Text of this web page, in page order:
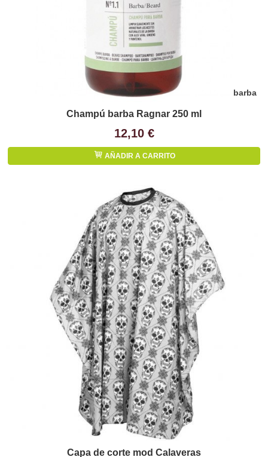
barba
Champú barba Ragnar 250 ml
12,10 €
AÑADIR A CARRITO
Capa de corte mod Calaveras